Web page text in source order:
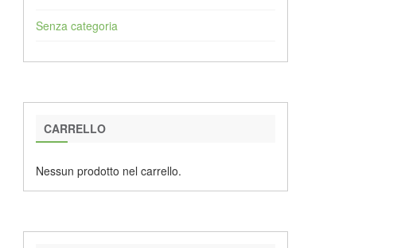
Senza categoria
CARRELLO
Nessun prodotto nel carrello.